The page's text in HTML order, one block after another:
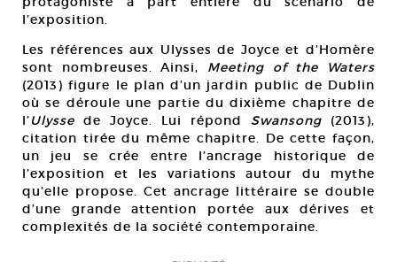
l’exposition.
Les références aux Ulysses de Joyce et d’Homère
sont nombreuses. Ainsi, Meeting of the Waters
(2013) figure le plan d’un jardin public de Dublin
où se déroule une partie du dixième chapitre de
l’Ulysse de Joyce. Lui répond Swansong (2013),
citation tirée du même chapitre. De cette façon,
un jeu se crée entre l’ancrage historique de
l’exposition et les variations autour du mythe
qu’elle propose. Cet ancrage littéraire se double
d’une grande attention portée aux dérives et
complexités de la société contemporaine.